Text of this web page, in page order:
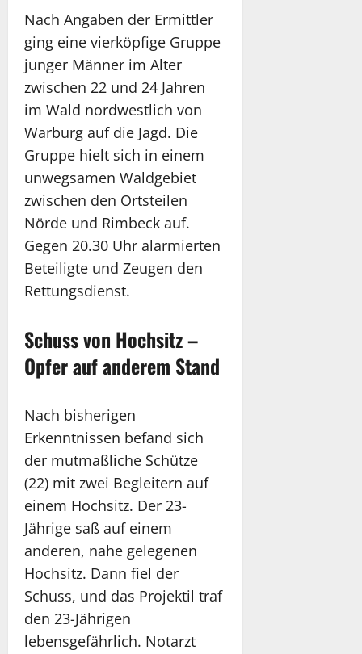
Nach Angaben der Ermittler
ging eine vierköpfige Gruppe
junger Männer im Alter
zwischen 22 und 24 Jahren
im Wald nordwestlich von
Warburg auf die Jagd. Die
Gruppe hielt sich in einem
unwegsamen Waldgebiet
zwischen den Ortsteilen
Nörde und Rimbeck auf.
Gegen 20.30 Uhr alarmierten
Beteiligte und Zeugen den
Rettungsdienst.
Schuss von Hochsitz –
Opfer auf anderem Stand
Nach bisherigen
Erkenntnissen befand sich
der mutmaßliche Schütze
(22) mit zwei Begleitern auf
einem Hochsitz. Der 23-
Jährige saß auf einem
anderen, nahe gelegenen
Hochsitz. Dann fiel der
Schuss, und das Projektil traf
den 23-Jährigen
lebensgefährlich. Notarzt